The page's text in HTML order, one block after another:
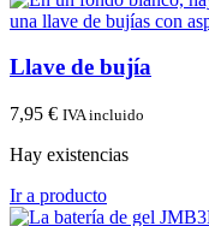
Llave de bujía
7,95 € IVA incluido
Hay existencias
Ir a producto